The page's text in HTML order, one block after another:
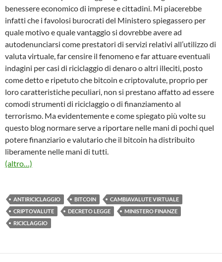
benessere economico di imprese e cittadini. Mi piacerebbe
infatti che i favolosi burocrati del Ministero spiegassero per
quale motivo e quale vantaggio si dovrebbe avere ad
autodenunciarsi come prestatori di servizi relativi all’utilizzo di
valuta virtuale, far censire il fenomeno e far attuare eventuali
indagini per casi di riciclaggio di denaro o altri illeciti, posto
come detto e ripetuto che bitcoin e criptovalute, proprio per
loro caratteristiche peculiari, non si prestano affatto ad essere
comodi strumenti di riciclaggio o di finanziamento al
terrorismo. Ma evidentemente e come spiegato più volte su
questo blog normare serve a riportare nelle mani di pochi quel
potere finanziario e valutario che il bitcoin ha distribuito
liberamente nelle mani di tutti.
(altro…)
ANTIRICICLAGGIO BITCOIN
CAMBIAVALUTE VIRTUALE
CRIPTOVALUTE
DECRETO LEGGE
MINISTERO FINANZE
RICICLAGGIO